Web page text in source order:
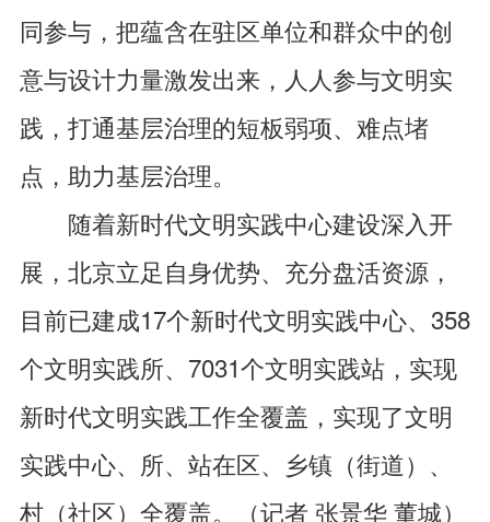
同参与，把蕴含在驻区单位和群众中的创
意与设计力量激发出来，人人参与文明实
践，打通基层治理的短板弱项、难点堵
点，助力基层治理。
随着新时代文明实践中心建设深入开
展，北京立足自身优势、充分盘活资源，
目前已建成17个新时代文明实践中心、358
个文明实践所、7031个文明实践站，实现
新时代文明实践工作全覆盖，实现了文明
实践中心、所、站在区、乡镇（街道）、
村（社区）全覆盖。（记者 张景华 董城）